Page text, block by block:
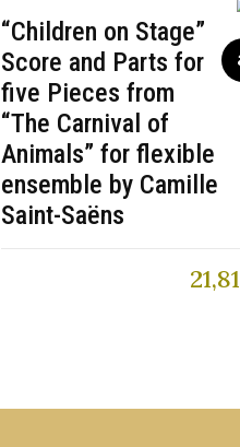
“Children on Stage”
Score and Parts for
five Pieces from
“The Carnival of
Animals” for flexible
ensemble by Camille
Saint-Saëns
21,81